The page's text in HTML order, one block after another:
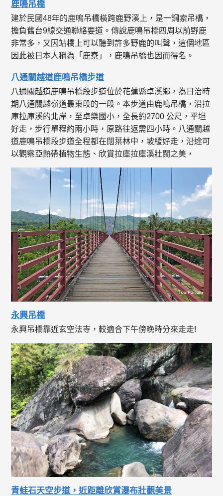
鹿鳴吊橋
建於民國48年的鹿鳴吊橋橫跨鹿野溪上，是一鋼索吊橋，
擔負舊台9線交通聯絡要道。傳說鹿鳴吊橋四周以前野鹿
非常多，又因站橋上可以聽到許多野鹿的叫聲，這個地區
因此被日本人稱為「鹿寮」，鹿鳴吊橋也因而得名。
八通關越道鹿鳴吊橋步道
八通關越道鹿鳴吊橋段步道位於花蓮縣卓溪鄉，為日治時
期八通關越嶺道最東段的一段。本步道由鹿鳴吊橋，沿拉
庫拉庫溪的北岸，至卓樂國小，全長約2700 公尺，平坦
好走，步行單程約兩小時，原路往返需四小時。八通關越
道鹿鳴吊橋段步道全程都在闊葉林中，坡緩好走，沿途可
以觀察亞熱帶植物生態、欣賞拉庫拉庫溪壯闊之美，
永興吊橋
永興吊橋靠近玄空法寺，較適合下午傍晚時分來走走!
青蛙石天空步道，近距離欣賞瀑布壯觀美景